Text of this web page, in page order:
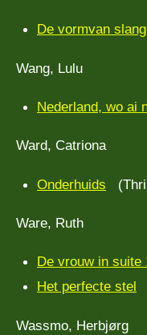
De vormvan
Wang, Lulu
Nederland, wo ai
Ward, Catriona
Onderhuids
Ware, Ruth
De vrouw in suite
Het perfecte stel
Wassmo, Herbjørg